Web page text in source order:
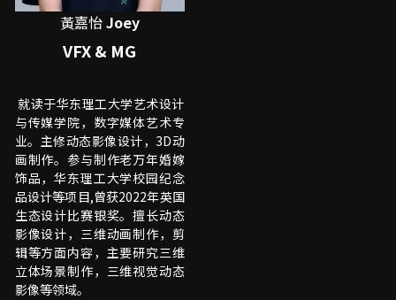
黃嘉怡 Joey
VFX & MG
就读于华东理工大学艺术设计
与传媒学院，数字媒体艺术专
业。主修动态影像设计，3D动
画制作。参与制作老万年婚嫁
饰品，华东理工大学校园纪念
品设计等项目,曾获2022年英国
生态设计比赛银奖。擅长动态
影像设计，三维动画制作，剪
辑等方面内容，主要研究三维
立体场景制作，三维视觉动态
影像等领域。